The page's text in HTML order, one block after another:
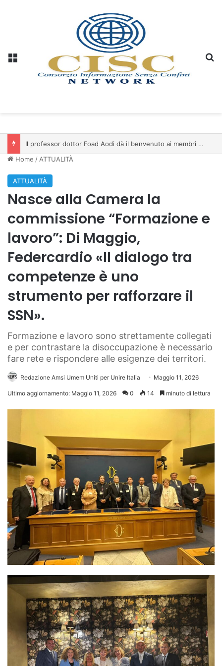
Il professor dottor Foad Aodi dà il benvenuto ai membri del Comitato per le Scienze delle Piramidi e le Scienze Archeologiche…
Home / ATTUALITÀ
ATTUALITÀ
Nasce alla Camera la
commissione “Formazione e
lavoro”: Di Maggio,
Federcardio «Il dialogo tra
competenze è uno
strumento per rafforzare il
SSN».
Formazione e lavoro sono strettamente collegati
e per contrastare la disoccupazione è necessario
fare rete e rispondere alle esigenze dei territori.
Redazione Amsi Umem Uniti per Unire Italia Maggio 11, 2026
Ultimo aggiornamento: Maggio 11, 2026 0 14 minuto di lettura